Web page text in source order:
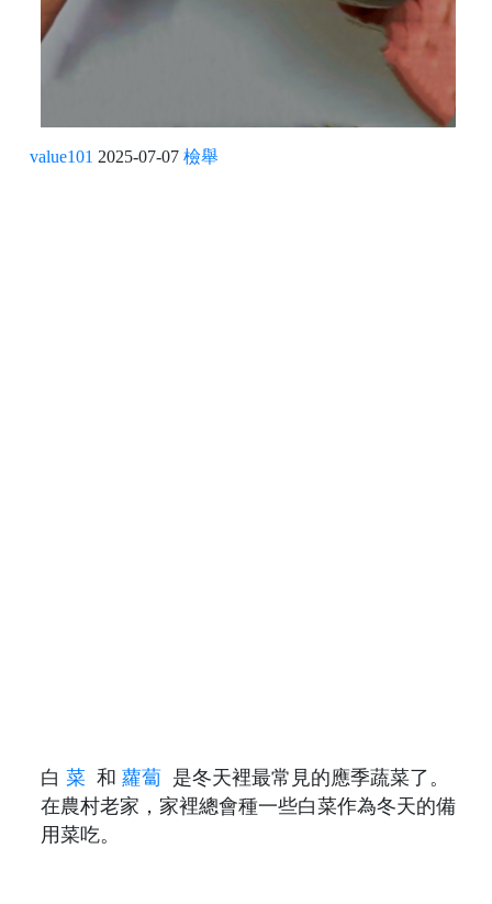
value101 2025-07-07 檢舉
白 菜 和 蘿蔔 是冬天裡最常見的應季蔬菜了。
在農村老家，家裡總會種一些白菜作為冬天的備
用菜吃。